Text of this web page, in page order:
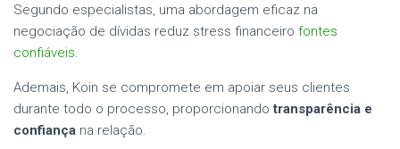
Segundo especialistas, uma abordagem eficaz na
negociação de dívidas reduz stress financeiro fontes
confiáveis.
Ademais, Koin se compromete em apoiar seus clientes
durante todo o processo, proporcionandotransparência e
confiança na relação.